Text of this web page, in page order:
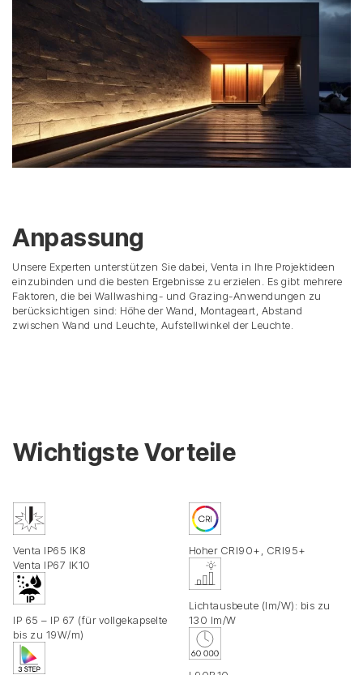
Anpassung
Unsere Experten unterstützen Sie dabei, Venta in Ihre Projektideen
einzubinden und die besten Ergebnisse zu erzielen. Es gibt mehrere
Faktoren, die bei Wallwashing- und Grazing-Anwendungen zu
berücksichtigen sind: Höhe der Wand, Montageart, Abstand
zwischen Wand und Leuchte, Aufstellwinkel der Leuchte.
Wichtigste Vorteile
Venta IP65 IK8
Venta IP67 IK10
IP 65 – IP 67 (für vollgekapselte
bis zu 19W/m)
Hoher CRI90+, CRI95+
Lichtausbeute (lm/W): bis zu
130 lm/W